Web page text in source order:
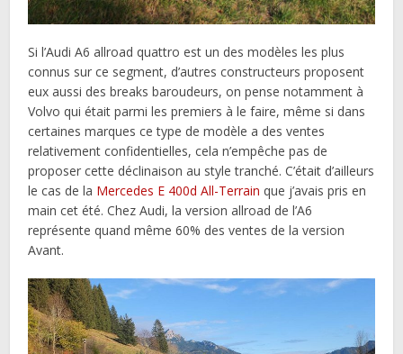
Si l’Audi A6 allroad quattro est un des modèles les plus
connus sur ce segment, d’autres constructeurs proposent
eux aussi des breaks baroudeurs, on pense notamment à
Volvo qui était parmi les premiers à le faire, même si dans
certaines marques ce type de modèle a des ventes
relativement confidentielles, cela n’empêche pas de
proposer cette déclinaison au style tranché. C’était d’ailleurs
le cas de la Mercedes E 400d All-Terrain que j’avais pris en
main cet été. Chez Audi, la version allroad de l’A6
représente quand même 60% des ventes de la version
Avant.